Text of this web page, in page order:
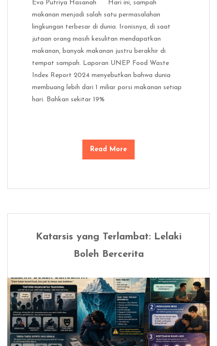
Eva Putriya Hasanah Hari ini, sampah
makanan menjadi salah satu permasalahan
lingkungan terbesar di dunia. Ironisnya, di saat
jutaan orang masih kesulitan mendapatkan
makanan, banyak makanan justru berakhir di
tempat sampah. Laporan UNEP Food Waste
Index Report 2024 menyebutkan bahwa dunia
membuang lebih dari 1 miliar porsi makanan setiap
hari. Bahkan sekitar 19%
Read More
Katarsis yang Terlambat: Lelaki
Boleh Bercerita